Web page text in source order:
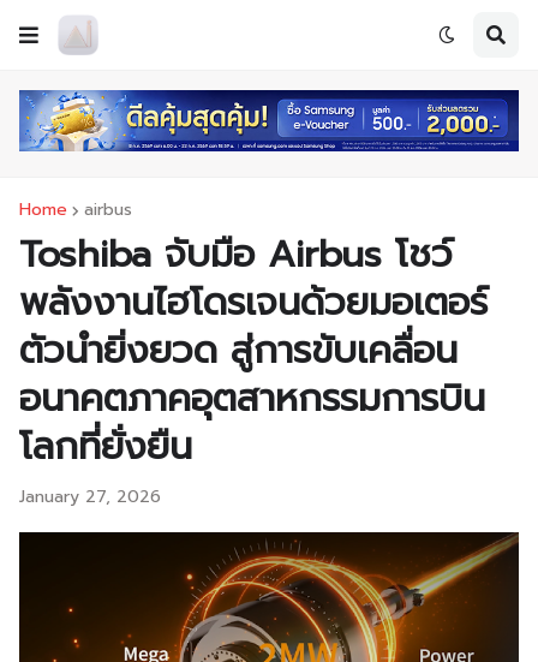
Home airbus
Toshiba จับมือ Airbus โชว์
พลังงานไฮโดรเจนด้วยมอเตอร์
ตัวนำยิ่งยวด สู่การขับเคลื่อน
อนาคตภาคอุตสาหกรรมการบิน
โลกที่ยั่งยืน
January 27, 2026